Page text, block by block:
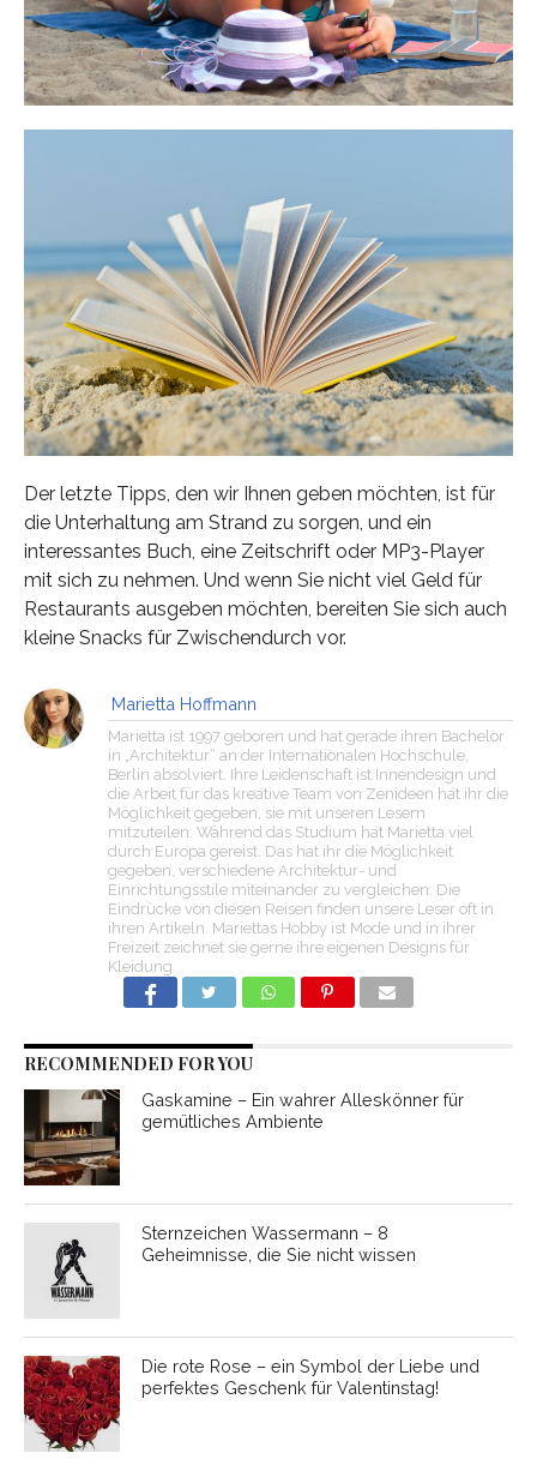
Der letzte Tipps, den wir Ihnen geben möchten, ist für
die Unterhaltung am Strand zu sorgen, und ein
interessantes Buch, eine Zeitschrift oder MP3-Player
mit sich zu nehmen. Und wenn Sie nicht viel Geld für
Restaurants ausgeben möchten, bereiten Sie sich auch
kleine Snacks für Zwischendurch vor.
Marietta Hoffmann
Marietta ist 1997 geboren und hat gerade ihren Bachelor
in „Architektur“ an der Internationalen Hochschule,
Berlin absolviert. Ihre Leidenschaft ist Innendesign und
die Arbeit für das kreative Team von Zenideen hat ihr die
Möglichkeit gegeben, sie mit unseren Lesern
mitzuteilen. Während das Studium hat Marietta viel
durch Europa gereist. Das hat ihr die Möglichkeit
gegeben, verschiedene Architektur- und
Einrichtungsstile miteinander zu vergleichen. Die
Eindrücke von diesen Reisen finden unsere Leser oft in
ihren Artikeln. Mariettas Hobby ist Mode und in ihrer
Freizeit zeichnet sie gerne ihre eigenen Designs für
Kleidung.
RECOMMENDED FOR YOU
Gaskamine – Ein wahrer Alleskönner für
gemütliches Ambiente
Sternzeichen Wassermann – 8
Geheimnisse, die Sie nicht wissen
Die rote Rose – ein Symbol der Liebe und
perfektes Geschenk für Valentinstag!